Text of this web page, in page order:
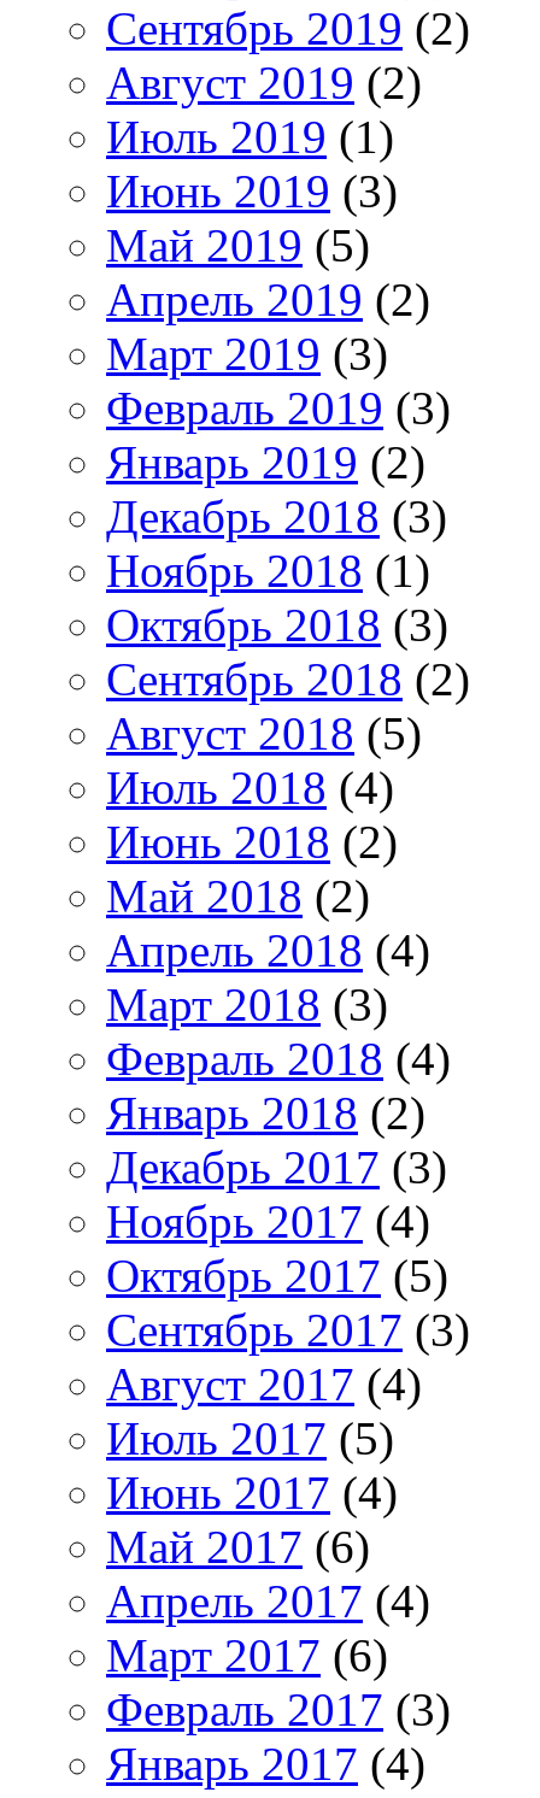
Сентябрь 2019 (2)
Август 2019 (2)
Июль 2019 (1)
Июнь 2019 (3)
Май 2019 (5)
Апрель 2019 (2)
Март 2019 (3)
Февраль 2019 (3)
Январь 2019 (2)
Декабрь 2018 (3)
Ноябрь 2018 (1)
Октябрь 2018 (3)
Сентябрь 2018 (2)
Август 2018 (5)
Июль 2018 (4)
Июнь 2018 (2)
Май 2018 (2)
Апрель 2018 (4)
Март 2018 (3)
Февраль 2018 (4)
Январь 2018 (2)
Декабрь 2017 (3)
Ноябрь 2017 (4)
Октябрь 2017 (5)
Сентябрь 2017 (3)
Август 2017 (4)
Июль 2017 (5)
Июнь 2017 (4)
Май 2017 (6)
Апрель 2017 (4)
Март 2017 (6)
Февраль 2017 (3)
Январь 2017 (4)